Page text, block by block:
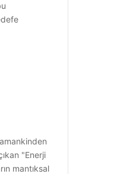
"Enerji
mantıksal